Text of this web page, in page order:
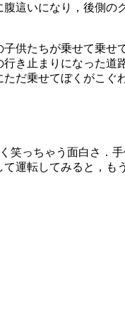
這いになり，後側
供たちが乗せて乗
き止まりになった
だ乗せてぼくがこぐ
笑っちゃう面白さ．
運転してみると，